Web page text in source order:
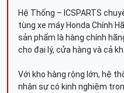
Hệ Thống – ICSPARTS
tùng xe máy Honda Chính
sản phẩm là hàng chính
cho đại lý, cửa hàng và cả
Với kho hàng rộng lớn, hệ
nhân sự có kinh nghiệm